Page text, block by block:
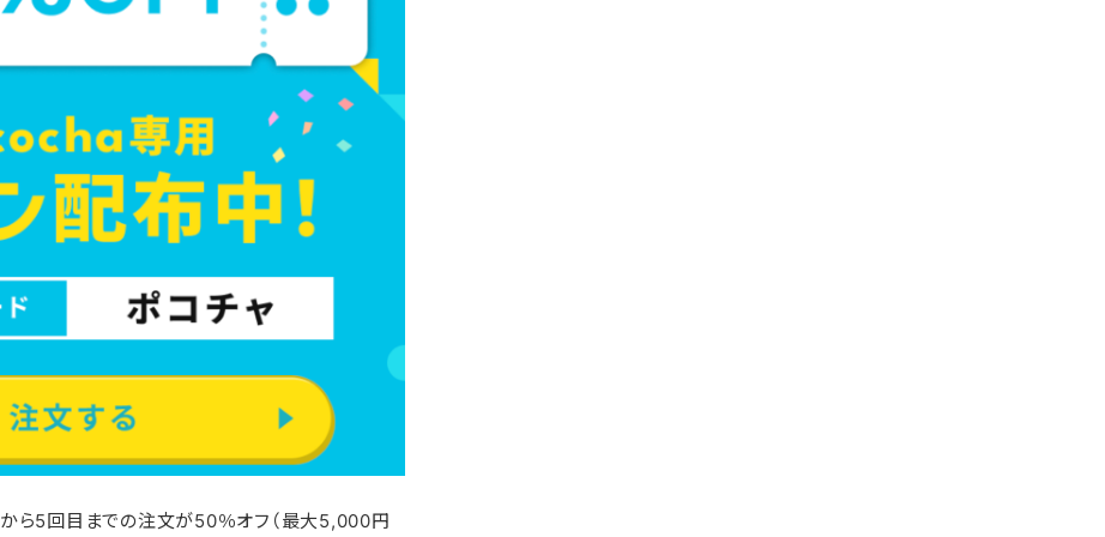
ら5回目までの注文が50％オフ（最大5,000円